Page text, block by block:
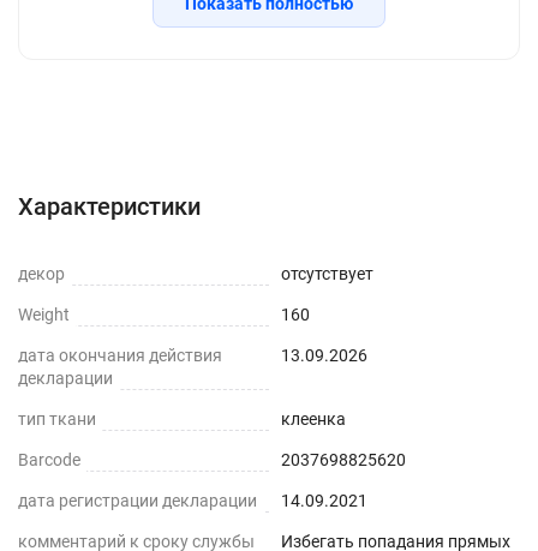
как подрезать в случае необходимости. Широкий
подрезать.
Мягкое стекло – это современный прозрачный
сразу после укладки. Уголки стола легко
подрезать ножницами или канцелярским ножом
,для придания идеального вида. Мягкое стекло
Характеристики
декор отсутствует
Weight 160
дата окончания действия
декларации
13.09.2026
тип ткани клеенка
Barcode 2037698825620
дата регистрации декларации 14.09.2021
комментарий к сроку службы
Избегать попадания прямых